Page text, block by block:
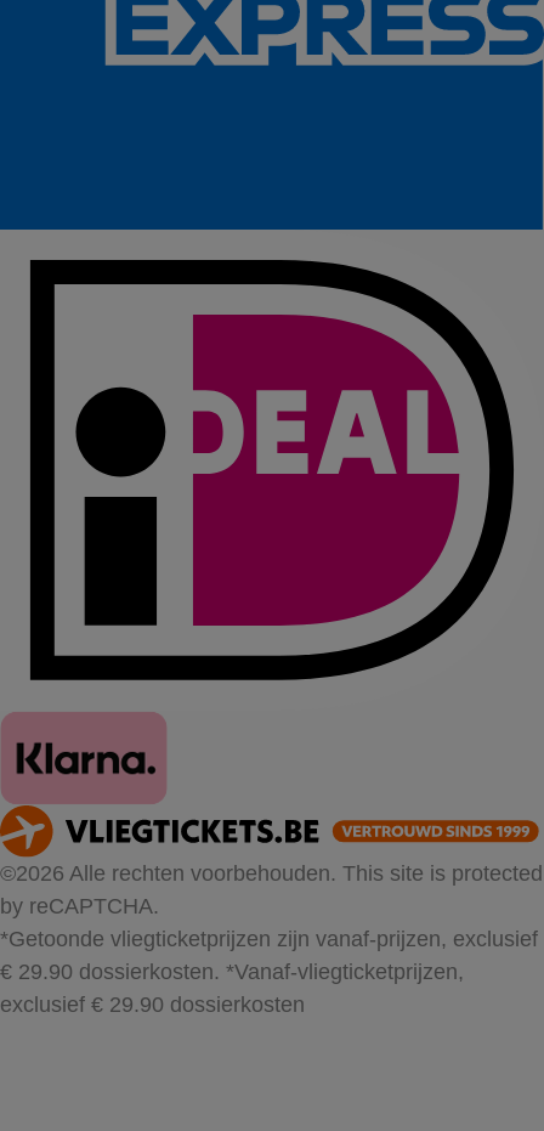
©2026 Alle rechten voorbehouden. This site is protected
by reCAPTCHA.
*Getoonde vliegticketprijzen zijn vanaf-prijzen, exclusief
€ 29.90 dossierkosten. *Vanaf-vliegticketprijzen,
exclusief € 29.90 dossierkosten